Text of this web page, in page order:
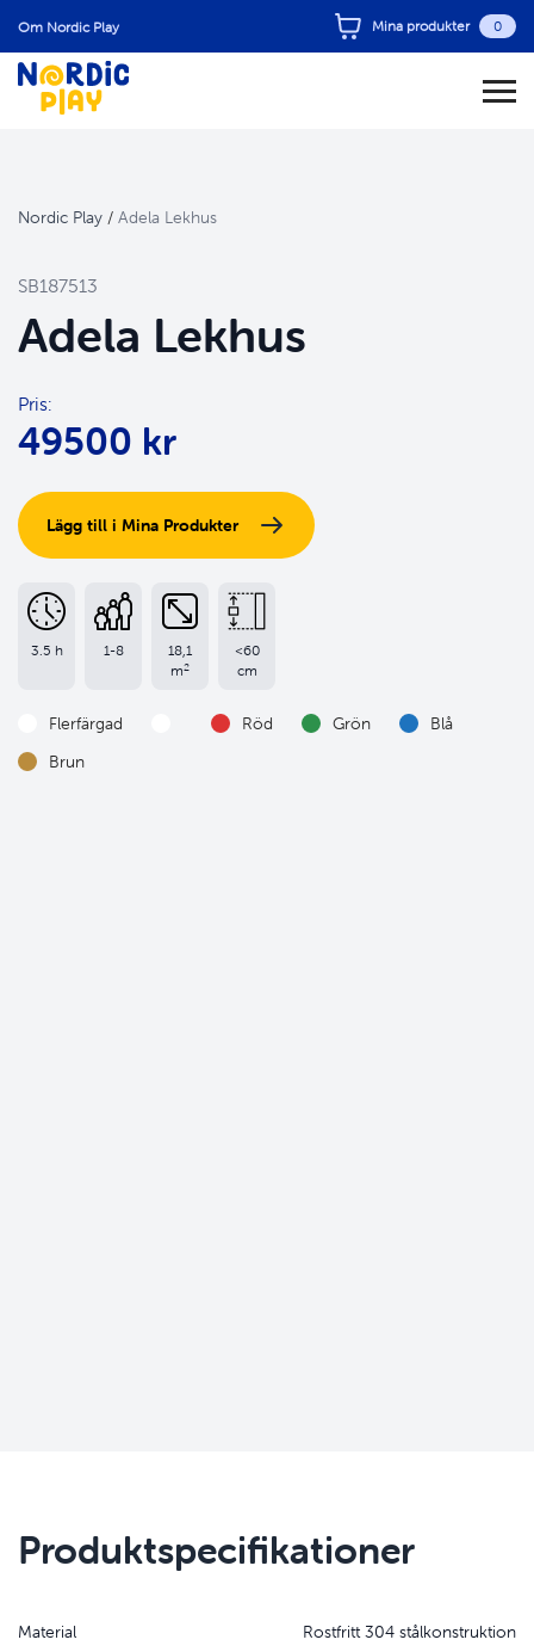
Om Nordic Play Mina produkter 0
Nordic Play / Adela Lekhus
SB187513
Adela Lekhus
Pris:
49500 kr
3.5 h 1-8
18,1
m2
<60
cm
Flerfärgad Röd Grön
Blå
Brun
Produktspecifikationer
Material Rostfritt 304 stålkonstruktion